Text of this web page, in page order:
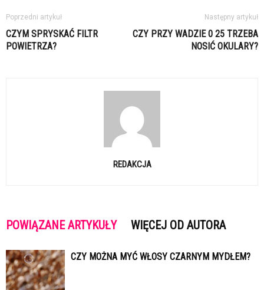
Poprzedni artykuł
CZYM SPRYSKAĆ FILTR
POWIETRZA?
Następny artykuł
CZY PRZY WADZIE 0 25 TRZEBA
NOSIĆ OKULARY?
REDAKCJA
POWIĄZANE ARTYKUŁY WIĘCEJ OD AUTORA
CZY MOŻNA MYĆ WŁOSY CZARNYM MYDŁEM?